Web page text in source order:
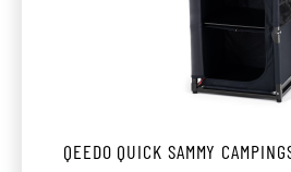
QEEDO QUICK SAMMY